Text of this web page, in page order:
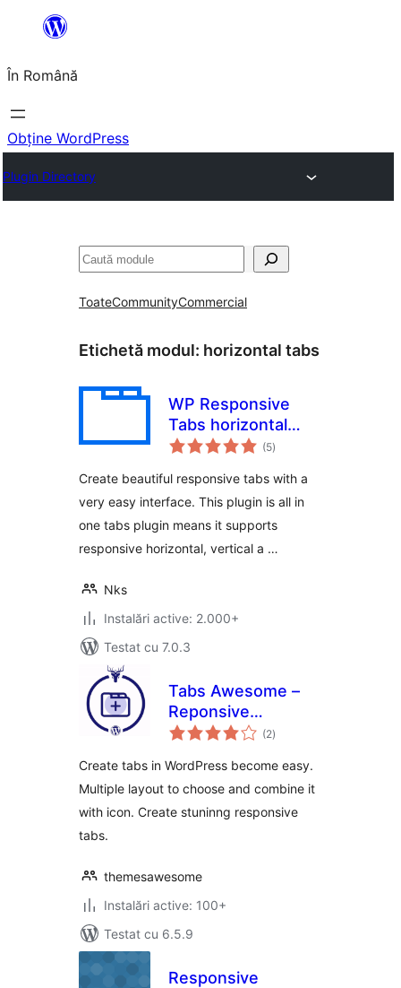
conținut
În Română
Obține WordPress
Plugin Directory
Caută
ToateCommunityCommercial
Etichetă modul: horizontal tabs
WP Responsive
Tabs horizontal
vertical and (5total
aprecieri
)
Create beautiful responsive tabs with a
very easy interface. This plugin is all in
one tabs plugin means it supports
responsive horizontal, vertical a …
Nks
Instalări active: 2.000+
Testat cu 7.0.3
Tabs Awesome –
Reponsive
WordPress Tabs
(2total
aprecieri
)
Create tabs in WordPress become easy.
Multiple layout to choose and combine it
with icon. Create stuninng responsive
tabs.
themesawesome
Instalări active: 100+
Testat cu 6.5.9
Responsive